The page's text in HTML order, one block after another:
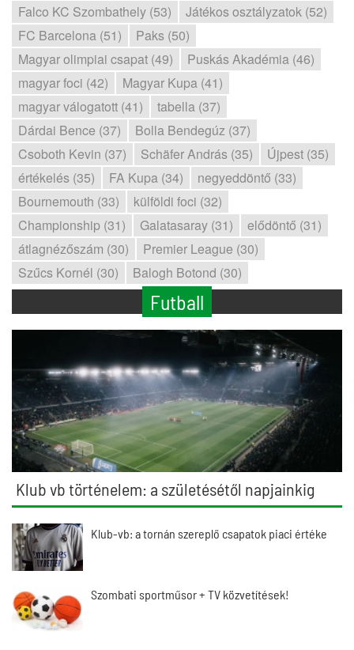
Falco KC Szombathely (53)
Játékos osztályzatok (52)
FC Barcelona (51)
Paks (50)
Magyar olimpiai csapat (49)
Puskás Akadémia (46)
magyar foci (42)
Magyar Kupa (41)
magyar válogatott (41)
tabella (37)
Dárdai Bence (37)
Bolla Bendegúz (37)
Csoboth Kevin (37)
Schäfer András (35)
Újpest (35)
értékelés (35)
FA Kupa (34)
negyeddöntő (33)
Bournemouth (33)
külföldi foci (32)
Championship (31)
Galatasaray (31)
elődöntő (31)
átlagnézőszám (30)
Premier League (30)
Szűcs Kornél (30)
Balogh Botond (30)
Futball
Klub vb történelem: a születésétől napjainkig
Klub-vb: a tornán szereplő csapatok piaci értéke
Szombati sportműsor + TV közvetítések!